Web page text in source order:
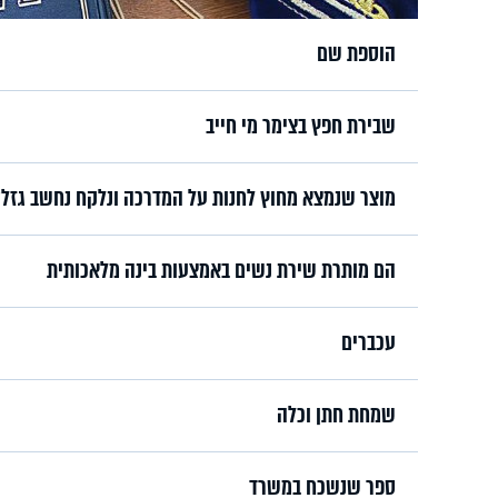
הוספת שם
שבירת חפץ בצימר מי חייב
מוצר שנמצא מחוץ לחנות על המדרכה ונלקח נחשב
הם מותרת שירת נשים באמצעות בינה מלאכותית
עכברים
שמחת חתן וכלה
ספר שנשכח במשרד